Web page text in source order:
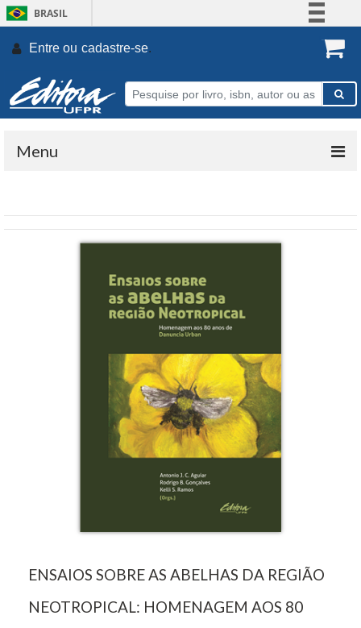
BRASIL
Participe
Entre ou cadastre-se.
Menu
ENSAIOS SOBRE AS ABELHAS DA REGIÃO
NEOTROPICAL: HOMENAGEM AOS 80